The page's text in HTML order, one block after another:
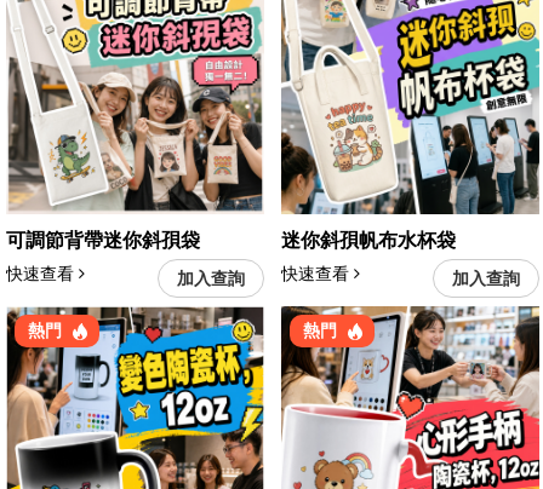
可調節背帶迷你斜孭袋
加入查詢
快速查看
迷你斜孭帆布水杯袋
加入查詢
快速查看
熱門 熱門